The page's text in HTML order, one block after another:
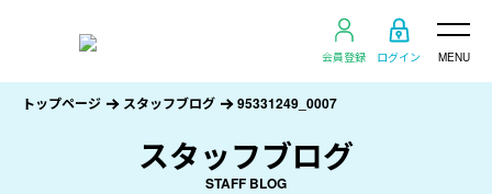
会員登録 ログイン MENU
スタッフブログ
STAFF BLOG
トップページ スタッフブログ 95331249_0007